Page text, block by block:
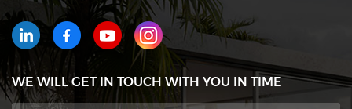
WE WILL GET IN TOUCH WITH YOU IN TIME